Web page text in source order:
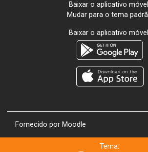
Baixar o aplicativo
Mudar para o tema
Baixar o aplicativo
Fornecido por Moodle
Tema: